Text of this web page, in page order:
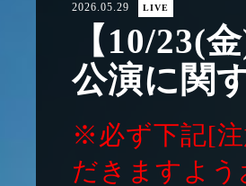
2026.05.29 LIVE
【10/23(
公演に関
※必ず下記[
だきますよ